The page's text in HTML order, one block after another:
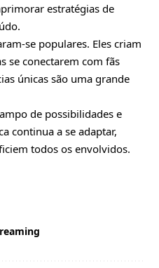
estratégias de
se populares. Eles criam
se conectarem com fãs
únicas são uma grande
de possibilidades e
continua a se adaptar,
todos os envolvidos.